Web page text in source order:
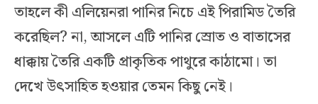
তাহলে কী এলিয়েনরা পানির নিচে এই পিরামিড তৈরি
করেছিল? না, আসলে এটি পানির স্রোত ও বাতাসের
ধাক্কায় তৈরি একটি প্রাকৃতিক পাথুরে কাঠামো। তা
দেখে উৎসাহিত হওয়ার তেমন কিছু নেই।